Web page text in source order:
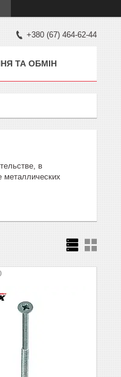
+380 (67) 464-62-44
ТА ОБМІН
в
металлических